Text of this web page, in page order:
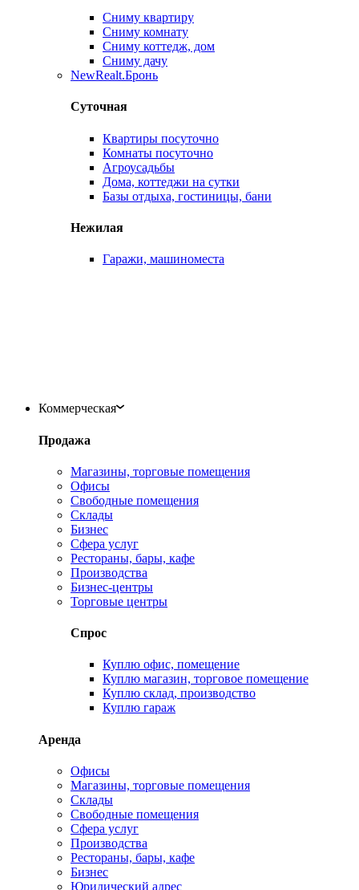
Сниму квартиру
Сниму комнату
Сниму коттедж, дом
Сниму дачу
NewRealt.Бронь
Суточная
Квартиры посуточно
Комнаты посуточно
Агроусадьбы
Дома, коттеджи на сутки
Базы отдыха, гостиницы, бани
Нежилая
Гаражи, машиноместа
Коммерческая
Продажа
Магазины, торговые помещения
Офисы
Свободные помещения
Склады
Бизнес
Сфера услуг
Рестораны, бары, кафе
Производства
Бизнес-центры
Торговые центры
Спрос
Куплю офис, помещение
Куплю магазин, торговое помещение
Куплю склад, производство
Куплю гараж
Аренда
Офисы
Магазины, торговые помещения
Склады
Свободные помещения
Сфера услуг
Производства
Рестораны, бары, кафе
Бизнес
Юридический адрес